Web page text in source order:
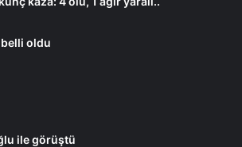
oldu
ile görüştü